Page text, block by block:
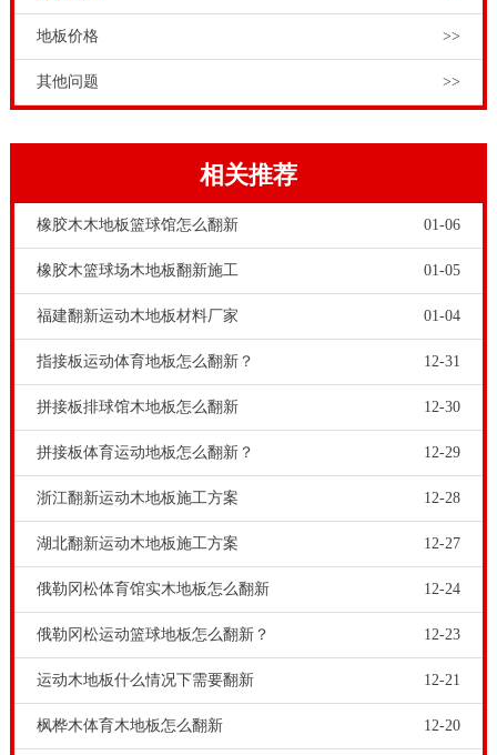
运动场馆木地板翻新选哪家，体育专业木地板的承重负
荷及牢固化使用寿命要求达到比赛及训练的要求，如活
动篮球架及相关体育设施在木地板上移动时，木地板的
满足客户需求，才是专业体育功能性木地板。
仿液压篮球架的防撞面要比传统篮球架高，在运动过程
中能很好的防止运动员的冲撞。同时，移动起来也要比
平箱式篮球架方便许多。在篮球场馆建筑工程中，地面
室内设施，还有篮球比赛区，观众看台区等，再建设一
些如商店，冷饮店，体育用品店等一些相关配套设施。
欧氏地板-潜江运动场馆木地板翻新选哪家，我国内的体
育运动木地板公司，以国内品牌体育运动木地板公司比
较可靠。为何要这样说呢，这里有事实根据。主要是国
地板价格 >>
其他问题 >>
相关推荐
橡胶木木地板篮球馆怎么翻新 01-06
橡胶木篮球场木地板翻新施工 01-05
福建翻新运动木地板材料厂家 01-04
指接板运动体育地板怎么翻新？ 12-31
拼接板排球馆木地板怎么翻新 12-30
拼接板体育运动地板怎么翻新？ 12-29
浙江翻新运动木地板施工方案 12-28
湖北翻新运动木地板施工方案 12-27
俄勒冈松体育馆实木地板怎么翻新 12-24
俄勒冈松运动篮球地板怎么翻新？ 12-23
运动木地板什么情况下需要翻新 12-21
枫桦木体育木地板怎么翻新 12-20